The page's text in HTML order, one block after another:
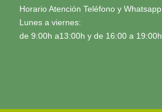
Horario Atención Teléfono y Whatsapp
Lunes a viernes:
de 9:00h a13:00h y de 16:00 a 19:00h